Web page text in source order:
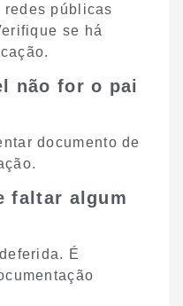
redes públicas
se há
não for o pai
documento de
faltar algum
É